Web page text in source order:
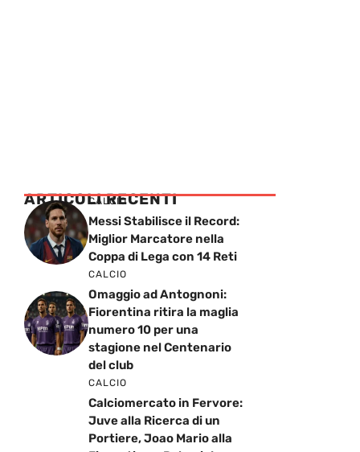
ARTICOLI RECENTI
CALCIO
Messi Stabilisce il Record:
Miglior Marcatore nella
Coppa di Lega con 14 Reti
CALCIO
Omaggio ad Antognoni:
Fiorentina ritira la maglia
numero 10 per una
stagione nel Centenario
del club
CALCIO
Calciomercato in Fervore:
Juve alla Ricerca di un
Portiere, Joao Mario alla